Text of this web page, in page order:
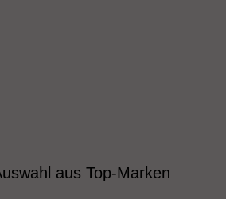
aus Top-Marken